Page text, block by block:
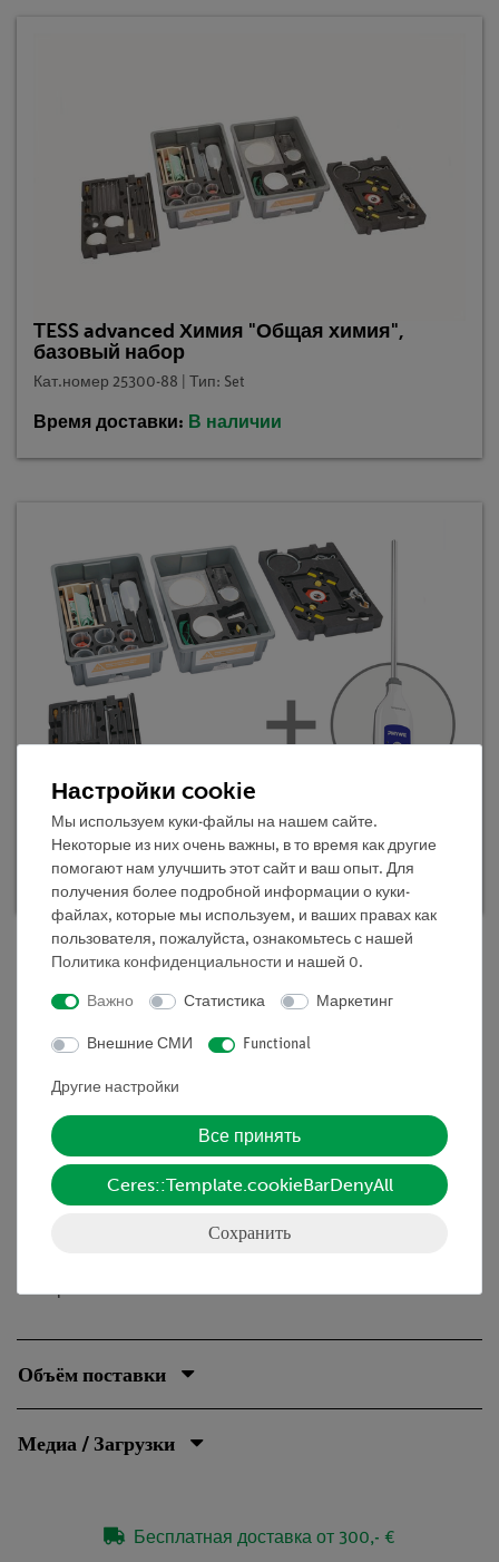
TESS advanced Химия "Общая химия",
базовый набор
Кат.номер 25300-88 | Тип: Set
Время доставки: В наличии
TESS advanced Химия "Общая химия",
базовый набор
Кат.номер 25300-88D | Тип: Set
Описание
известны их точки кипения. Загрязненные вещества и
соответствующие чистые вещества имеют различную
температуру кипения. Разные концентрации раствора
одного и того же вещества также могут иметь разные
точки кипения. В этом эксперименте определяется
поваренной соли.
Объём поставки
Медиа / Загрузки
Бесплатная доставка от 300,- €
Настройки cookie
Мы используем куки-файлы на нашем сайте.
Некоторые из них очень важны, в то время как другие
помогают нам улучшить этот сайт и ваш опыт. Для
получения более подробной информации о куки-
файлах, которые мы используем, и ваших правах как
пользователя, пожалуйста, ознакомьтесь с нашей
Политика конфиденциальности и нашей 0.
Важно Статистика Маркетинг
Внешние СМИ Functional
Другие настройки
Все принять
Ceres::Template.cookieBarDenyAll
Сохранить